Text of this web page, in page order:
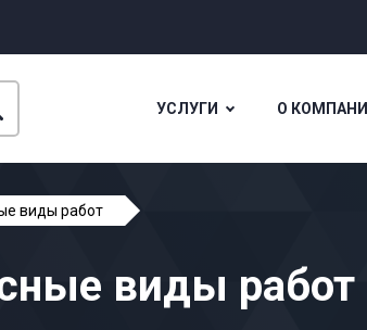
УСЛУГИ О
виды работ
виды работ